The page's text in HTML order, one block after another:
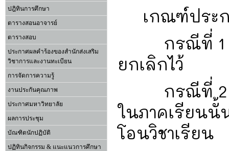
ปฎิทินการศึกษา
ตารางสอนอาจารย์
ตารางสอบ
ประกาศผลคำร้องของสำนักส่งเสริม
วิชาการและงานทะเบียน
การจัดการความรู้
งานประกันคุณภาพ
ประกาศมหาวิทยาลัย
ผลการประชุม
บัณฑิตนักปฏิบัติ
ปฏิทินกิจกรรม & แนะแนวการศึกษา
เกณฑ์ประก
กรณีที่ 1 ให้
ยกเลิกไว้
กรณีที่ 2 ให้
ในภาคเรียนนั้
โอนวิชาเรียน